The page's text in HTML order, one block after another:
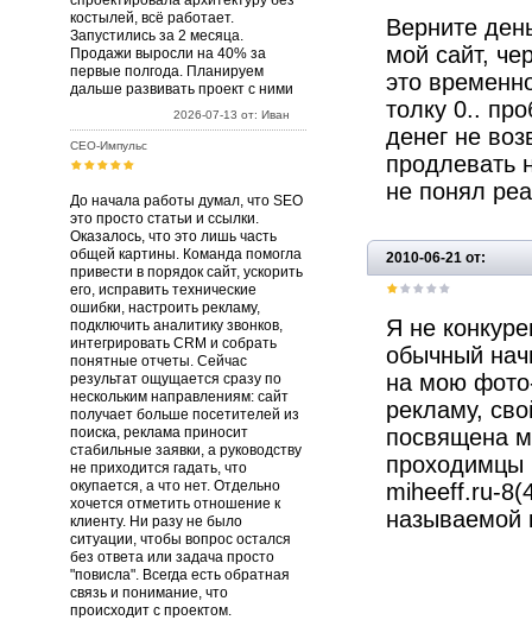
костылей, всё работает.
Запустились за 2 месяца.
Продажи выросли на 40% за
первые полгода. Планируем
дальше развивать проект с ними
2026-07-13 от: Иван
СЕО-Импульс
До начала работы думал, что SEO
это просто статьи и ссылки.
Оказалось, что это лишь часть
общей картины. Команда помогла
привести в порядок сайт, ускорить
его, исправить технические
ошибки, настроить рекламу,
подключить аналитику звонков,
интегрировать CRM и собрать
понятные отчеты. Сейчас
результат ощущается сразу по
нескольким направлениям: сайт
получает больше посетителей из
поиска, реклама приносит
стабильные заявки, а руководству
не приходится гадать, что
окупается, а что нет. Отдельно
хочется отметить отношение к
клиенту. Ни разу не было
ситуации, чтобы вопрос остался
без ответа или задача просто
"повисла". Всегда есть обратная
связь и понимание, что
происходит с проектом.
Верните
мой сайт,
это
толку 0..
денег не
продлевать
не понял
2010-06-21 от:
Я не
обычный
на мою
рекламу,
посвящена
проходимцы
miheeff.ru-
называемой